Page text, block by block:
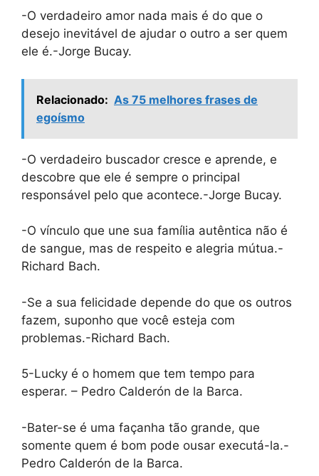
-O verdadeiro amor nada mais é do que o
desejo inevitável de ajudar o outro a ser quem
ele é.-Jorge Bucay.
Relacionado: As 75 melhores frases de
egoísmo
-O verdadeiro buscador cresce e aprende, e
descobre que ele é sempre o principal
responsável pelo que acontece.-Jorge Bucay.
-O vínculo que une sua família autêntica não é
de sangue, mas de respeito e alegria mútua.-
Richard Bach.
-Se a sua felicidade depende do que os outros
fazem, suponho que você esteja com
problemas.-Richard Bach.
5-Lucky é o homem que tem tempo para
esperar. – Pedro Calderón de la Barca.
-Bater-se é uma façanha tão grande, que
somente quem é bom pode ousar executá-la.-
Pedro Calderón de la Barca.